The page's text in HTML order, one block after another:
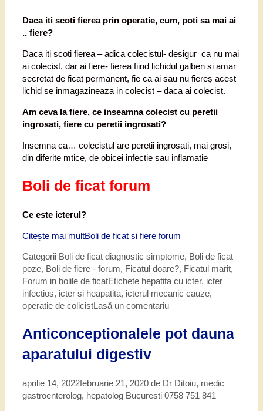
Daca iti scoti fierea prin operatie, cum, poti sa mai ai
.. fiere?
Daca iti scoti fierea – adica colecistul- desigur ca nu mai
ai colecist, dar ai fiere- fierea fiind lichidul galben si amar
secretat de ficat permanent, fie ca ai sau nu fiereș acest
lichid se inmagazineaza in colecist – daca ai colecist.
Am ceva la fiere, ce inseamna colecist cu peretii
ingrosati, fiere cu peretii ingrosati?
Insemna ca… colecistul are peretii ingrosati, mai grosi,
din diferite mtice, de obicei infectie sau inflamatie
Boli de ficat forum
Ce este icterul?
Citește mai multBoli de ficat si fiere forum
Categorii Boli de ficat diagnostic simptome, Boli de ficat
poze, Boli de fiere - forum, Ficatul doare?, Ficatul marit,
Forum in bolile de ficatEtichete hepatita cu icter, icter
infectios, icter si heapatita, icterul mecanic cauze,
operatie de colicistLasă un comentariu
Anticonceptionalele pot dauna
aparatului digestiv
aprilie 14, 2022februarie 21, 2020 de Dr Ditoiu, medic
gastroenterolog, hepatolog Bucuresti 0758 751 841